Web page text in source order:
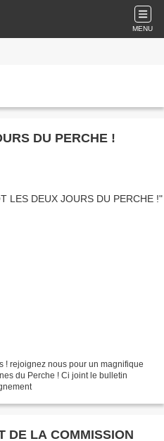
MENU
DU PERCHE !
! rejoignez nous pour un magnifique
du Perche ! Ci joint le bulletin
DE LA COMMISSION